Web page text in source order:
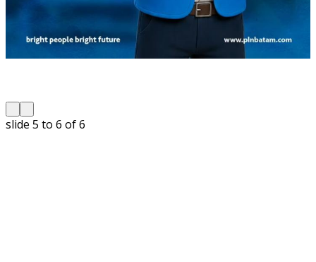
slide 5 to 6 of 6